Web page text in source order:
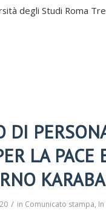
degli Studi Roma Tre
DI
LA
/ in Comunicato stampa,